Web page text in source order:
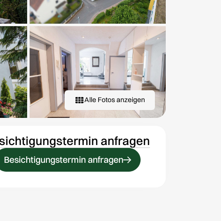
Alle Fotos anzeigen
anfragen
Besichtigungstermin anfragen